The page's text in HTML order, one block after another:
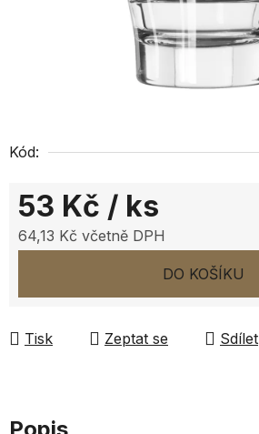
Kód:
53 Kč / ks
64,13 Kč včetně DPH
DO KOŠÍKU
Tisk Zeptat se Sdílet
Popis